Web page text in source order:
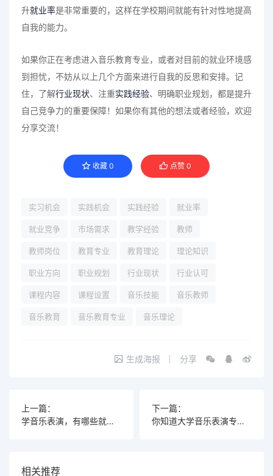
升就业率是非常重要的，这样在学校期间就能有针对性地提高
自我的能力。
如果你正在考虑进入音乐教育专业，或者对目前的就业环境感
到担忧，不妨从以上几个方面来进行自我的反思和安排。记
住，了解行业现状、注重实践经验、明确职业规划，都是提升
自己竞争力的重要保障！如果你有其他的想法或者经验，欢迎
分享交流！
收藏 0 点赞 0
实习机会 实践机会 实践经验 就业率
就业竞争 市场需求 教学经验 教师
教师岗位 教育专业 教育理论 理论知识
职业方向 职业规划 行业现状 行业认可
课程内容 课程设置 音乐技能 音乐教师
音乐教育 音乐教育专业 音乐理论
生成海报 分享
上一篇：
学音乐表演，有哪些就业方向可以选择？这种职业前景令人期待！
下一篇：
你知道大学音乐表演专业都在学些什么课程吗？
相关推荐